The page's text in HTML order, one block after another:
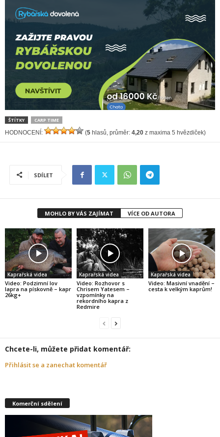
ŠTÍTKY CARP TIME
HODNOCENÍ: (5 hlasů, průměr: 4,20 z maxima 5 hvězdiček)
SDÍLET
MOHLO BY VÁS ZAJÍMAT VÍCE OD AUTORA
Kaprařská videa
Video: Podzimní lov
lapra na pískovně – kapr
26kg+
Kaprařská videa
Video: Rozhovor s
Chrisem Yatesem –
vzpomínky na
rekordního kapra z
Redmire
Kaprařská videa
Video: Masivní vnadění –
cesta k velkým kaprům!
Chcete-li, můžete přidat komentář:
Přihlásit se a zanechat komentář
Komerční sdělení